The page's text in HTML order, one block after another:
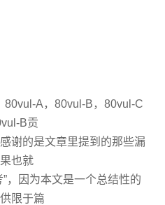
A，80vul-B，80vul-C
B贡
谢的是文章里提到的那些漏
也就
，因为本文是一个总结性的
限于篇